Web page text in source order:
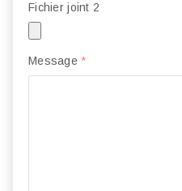
Fichier joint 2
Message *